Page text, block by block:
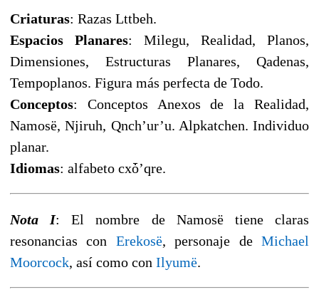
Criaturas: Razas Lttbeh.
Espacios Planares: Milegu, Realidad, Planos,
Dimensiones, Estructuras Planares, Qadenas,
Tempoplanos. Figura más perfecta de Todo.
Conceptos: Conceptos Anexos de la Realidad,
Namosë, Njiruh, Qnch’ur’u. Alpkatchen. Individuo
planar.
Idiomas: alfabeto cxȱ’qre.
Nota I: El nombre de Namosë tiene claras
resonancias con Erekosë, personaje deMichael
Moorcock, así como con Ilyumë.